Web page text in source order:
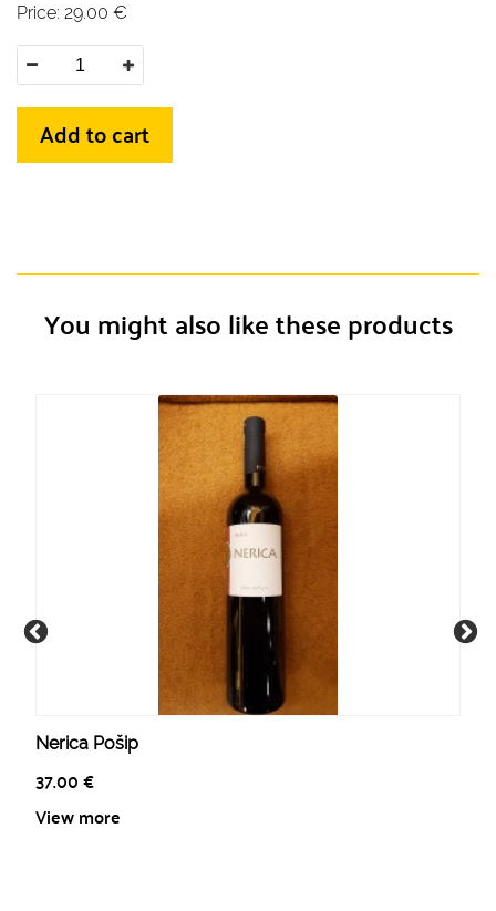
Price: 29.00 €
Add to cart
You might also like these products
Nerica Pošip
37.00€
View more